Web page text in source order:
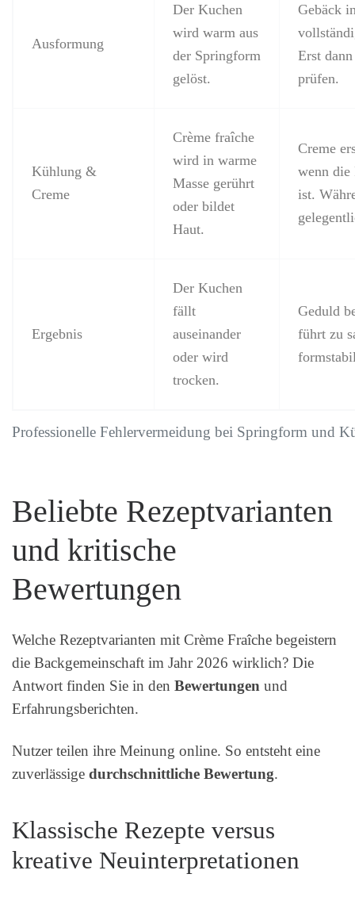
Professionelle Fehlervermeidung bei Springform und
Ausformung
Der Kuchen
wird warm aus
der Springform
gelöst.
Gebäck
Erst
prüfen.
Kühlung &
Creme
Crème fraîche
wird in warme
Masse gerührt
oder bildet
Haut.
Creme
wenn die
ist.
Ergebnis
Der Kuchen
fällt
auseinander
oder wird
trocken.
Geduld
führt zu
Beliebte Rezeptvarianten
und kritische
Bewertungen
Welche Rezeptvarianten mit Crème Fraîche begeistern
die Backgemeinschaft im Jahr 2026 wirklich? Die
Antwort finden Sie in den Bewertungen und
Erfahrungsberichten.
Nutzer teilen ihre Meinung online. So entsteht eine
zuverlässige durchschnittliche Bewertung.
Klassische Rezepte versus
kreative Neuinterpretationen